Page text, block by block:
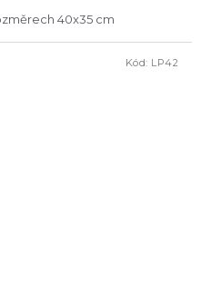
40x35 cm
Kód: LP42